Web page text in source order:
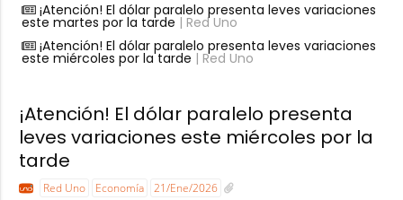
¡Atención! El dólar paralelo presenta leves variaciones
este martes por la tarde | Red Uno
¡Atención! El dólar paralelo presenta leves variaciones
este miércoles por la tarde | Red Uno
¡Atención! El dólar paralelo presenta
leves variaciones este miércoles por la
tarde
Red Uno Economía 21/Ene/2026